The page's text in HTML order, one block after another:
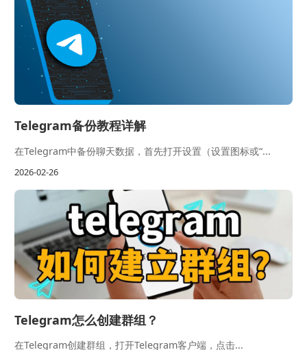
Telegram备份教程详解
在Telegram中备份聊天数据，首先打开设置（设置图标或“...
2026-02-26
Telegram怎么创建群组？
在Telegram创建群组，打开Telegram客户端，点击...